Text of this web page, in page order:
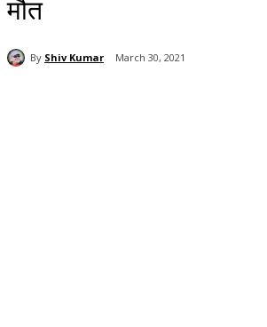
मौत
By Shiv Kumar March 30, 2021